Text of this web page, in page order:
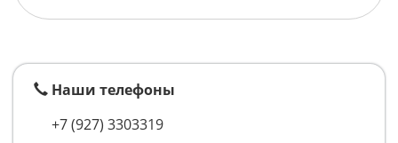
Наши телефоны
+7 (927) 3303319